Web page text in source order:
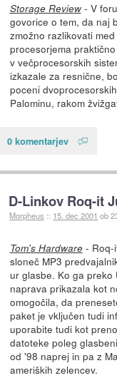
Storage Review- V
govorice o tem, da naj
zmožno razlikovati
procesorjema
v večprocesorskih
izkazale za resnične,
poceni
Palominu, rakom
0 komentarjev
D-Linkov Roq-it
Morpheus :: 15. dec 2001 ob
Tom's Hardware- Roq-
sloneč MP3
ur glasbe. Ko ga preko
naprava prikazala kot
omogočila, da
paket je vključen tudi
uporabite tudi kot
datoteke poleg
od '98 naprej in pa z
ameriških zelencev.